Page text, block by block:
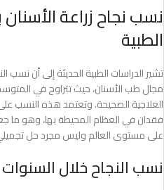
نسب نجاح زراعة
الطبية
تشير الدراسات الطبية الحديثة إلى أن
العلاجية الصحيحة. وتعتمد هذه النسب على
فقدان في العظام المحيطة بها، وهو ما
على مستوى العالم وليس مجرد حل
نسب النجاح خلال السنوات